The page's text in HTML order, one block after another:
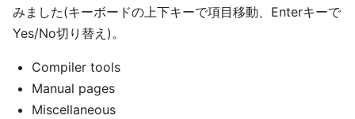
みました(キーボードの上下キーで項目移動、Enterキーで
Yes/No切り替え)。
Compiler tools
Manual pages
Miscellaneous